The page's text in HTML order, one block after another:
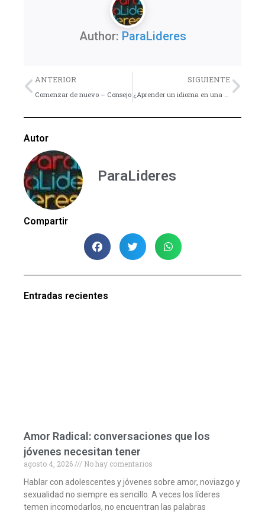
Author: ParaLideres
Previo
ANTERIOR
Comenzar de nuevo – Consejo
SIGUIENTE
¿Aprender un idioma en una hora?
Autor
ParaLideres
Compartir
Entradas recientes
Amor Radical: conversaciones que los
jóvenes necesitan tener
agosto 4, 2026
No hay comentarios
Hablar con adolescentes y jóvenes sobre amor, noviazgo y
sexualidad no siempre es sencillo. A veces los líderes
temen incomodarlos, no encuentran las palabras